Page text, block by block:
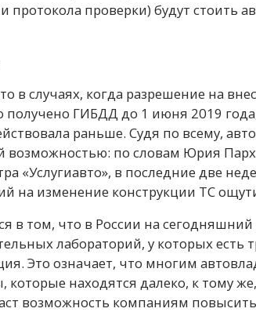
протокола проверки) будут стоить
в случаях, когда разрешение на
получено ГИБДД до 1 июня 2019
раньше. Судя по всему,
возможностью: по словам Юрия
«Услугиавто», в последние две
на изменение конструкции ТС
в том, что в России на
лабораторий, у которых есть
Это означает, что многим
находятся далеко, к тому же,
возможность компаниям